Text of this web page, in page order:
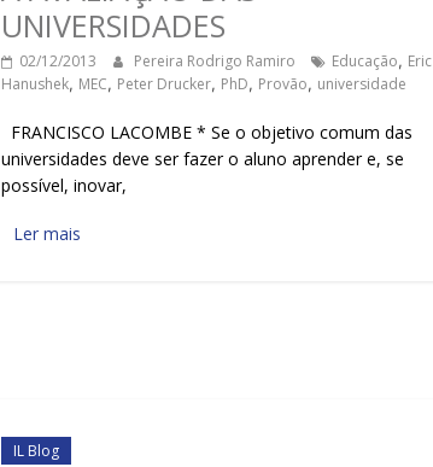
UNIVERSIDADES
02/12/2013 Pereira Rodrigo Ramiro Educação, Eric
Hanushek, MEC, Peter Drucker, PhD, Provão, universidade
FRANCISCO LACOMBE * Se o objetivo comum das
universidades deve ser fazer o aluno aprender e, se
possível, inovar,
Ler mais
IL Blog